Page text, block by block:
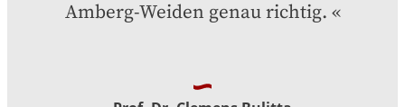
Amberg-Weiden genau richtig.